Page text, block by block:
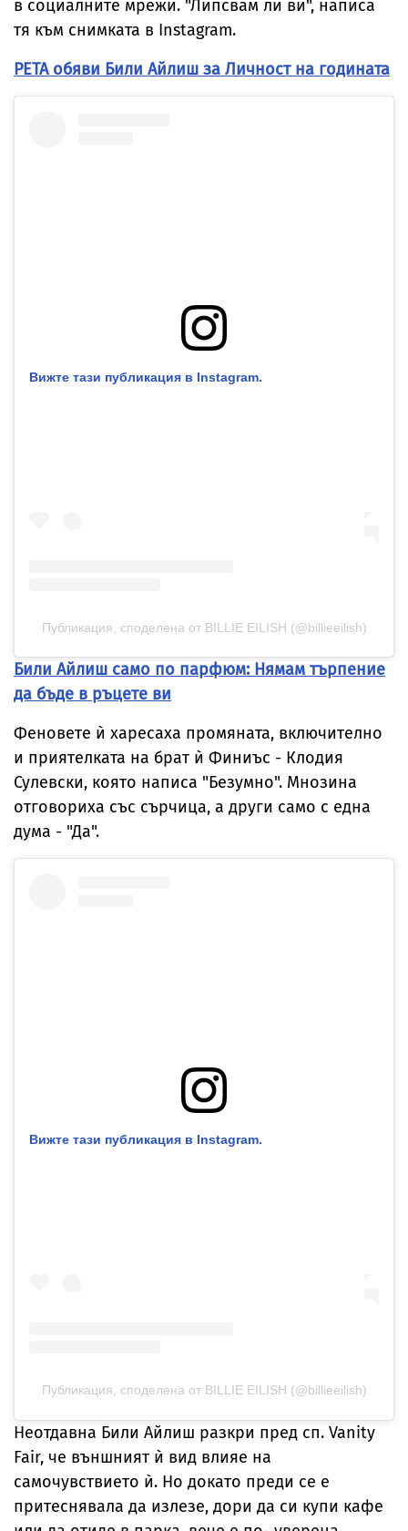
тя към снимката в Instagram.
Били Айлиш само по парфюм: Нямам търпение
да бъде в ръцете ви
и приятелката на брат ѝ Финиъс - Клодия
Сулевски, която написа "Безумно". Мнозина
отговориха със сърчица, а други само с една
дума - "Да".
Неотдавна Били Айлиш разкри пред сп. Vanity
Fair, че външният ѝ вид влияе на
самочувствието ѝ. Но докато преди се е
притеснявала да излезе, дори да си купи кафе
или да отиде в парка, вече е по- уверена.